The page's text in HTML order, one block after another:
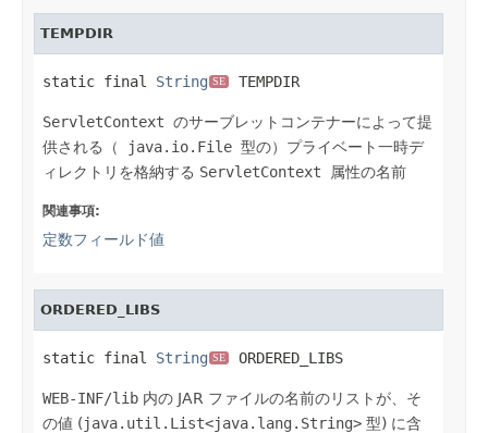
TEMPDIR
static final String SE TEMPDIR
ServletContext のサーブレットコンテナーによって提
供される（
java.io.File 型の）プライベート一時デ
ィレクトリを格納する ServletContext 属性の名前
関連事項:
定数フィールド値
ORDERED_LIBS
static final String SE ORDERED_LIBS
WEB-INF/lib 内の JAR ファイルの名前のリストが、そ
の値 (java.util.List<java.lang.String> 型) に含